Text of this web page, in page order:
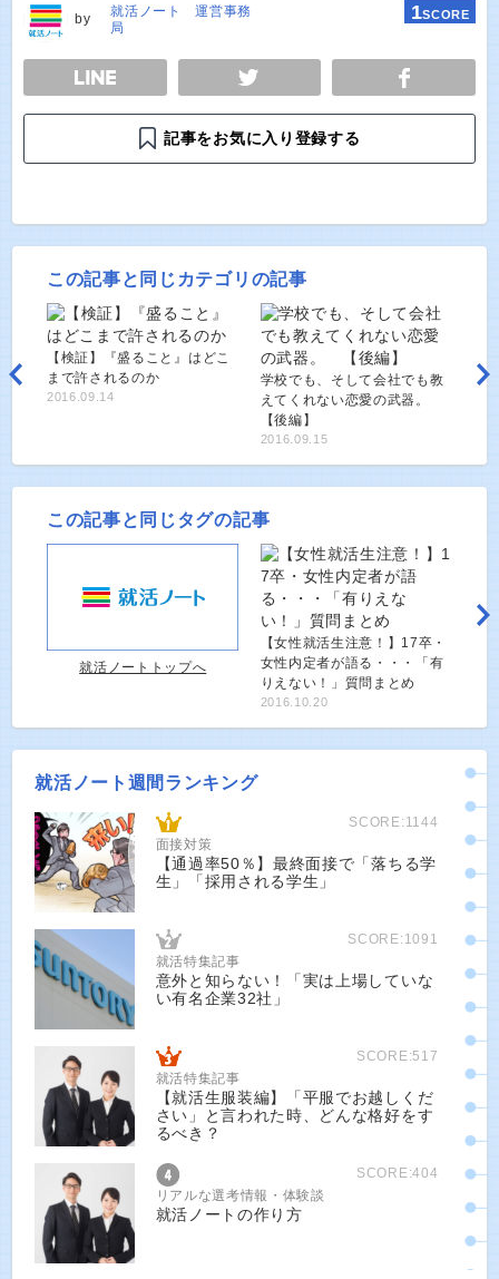
by
就活ノート 運営事務
局
1SCORE
TWEET
記事をお気に入り登録する
この記事と同じカテゴリの記事
【検証】『盛ること』はどこ
まで許されるのか
2016.09.14
学校でも、そして会社でも教
えてくれない恋愛の武器。
【後編】
2016.09.15
この記事と同じタグの記事
就活ノートトップへ
【女性就活生注意！】17卒・
女性内定者が語る・・・「有
りえない！」質問まとめ
2016.10.20
就活ノート週間ランキング
SCORE:1144
面接対策
【通過率50％】最終面接で「落ちる学
生」「採用される学生」
SCORE:1091
就活特集記事
意外と知らない！「実は上場していな
い有名企業32社」
SCORE:517
就活特集記事
【就活生服装編】「平服でお越しくだ
さい」と言われた時、どんな格好をす
るべき？
SCORE:404
リアルな選考情報・体験談
就活ノートの作り方